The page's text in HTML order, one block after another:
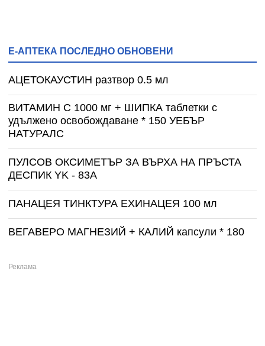
Е-АПТЕКА ПОСЛЕДНО ОБНОВЕНИ
АЦЕТОКАУСТИН разтвор 0.5 мл
ВИТАМИН С 1000 мг + ШИПКА таблетки с
удължено освобождаване * 150 УЕБЪР
НАТУРАЛС
ПУЛСОВ ОКСИМЕТЪР ЗА ВЪРХА НА ПРЪСТА
ДЕСПИК YK - 83A
ПАНАЦЕЯ ТИНКТУРА ЕХИНАЦЕЯ 100 мл
ВЕГАВЕРО МАГНЕЗИЙ + КАЛИЙ капсули * 180